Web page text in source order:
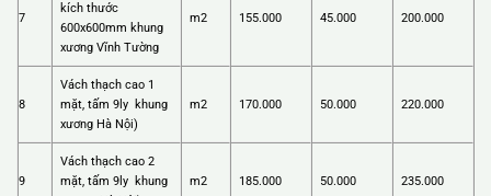
7
kích thước
600x600mm khung
xương Vĩnh Tường
m2 155.000 45.000 200.000
8
Vách thạch cao 1
mặt, tấm 9ly khung
xương Hà Nội)
m2 170.000 50.000 220.000
9
Vách thạch cao 2
mặt, tấm 9ly khung
m2 185.000 50.000 235.000